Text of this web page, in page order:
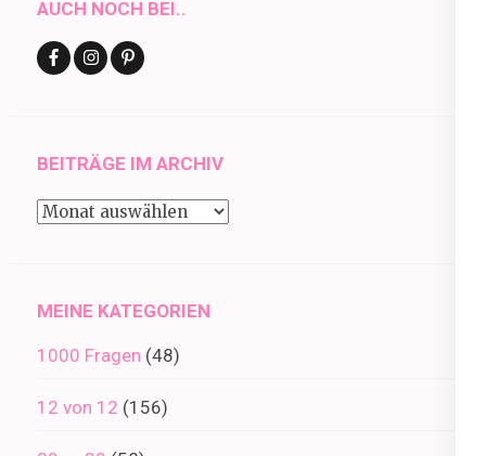
AUCH NOCH BEI..
BEITRÄGE IM ARCHIV
Beiträge
MEINE KATEGORIEN
1000 Fragen (48)
12 von 12 (156)